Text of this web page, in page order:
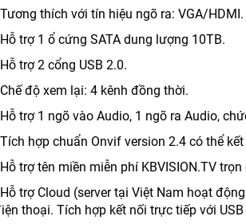
thích với tín hiệu ngõ ra: VGA/HDMI.
trợ 1 ổ cứng SATA dung lượng 10TB.
trợ 2 cổng USB 2.0.
độ xem lại: 4 kênh đồng thời.
trợ 1 ngõ vào Audio, 1 ngõ ra Audio,
hợp chuẩn Onvif version 2.4 có thể
trợ tên miền miễn phí KBVISION.TV
trợ Cloud (server tại Việt Nam hoạt
thoại. Tích hợp kết nối trực tiếp với USB